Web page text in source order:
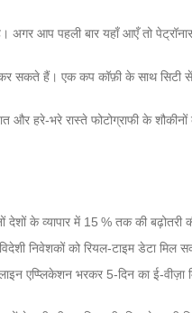
आप पहली बार यहाँ आएँ तो
हैं। एक कप कॉफ़ी के साथ सिटी
हरे‑भरे रास्ते फोटोग्राफी के
के व्यापार में 15 % तक की बढ़ोतरी
निवेशकों को रियल‑टाइम डेटा मिल
एप्प्लिकेशन भरकर 5‑दिन का ई-